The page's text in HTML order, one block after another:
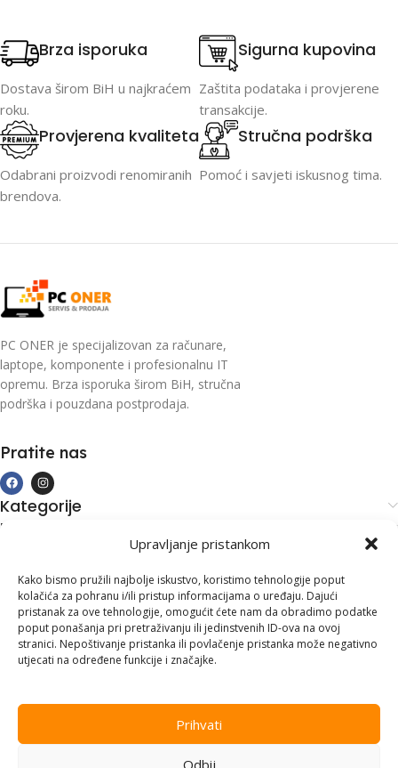
Upravljanje pristankom
Kako bismo pružili najbolje iskustvo, koristimo tehnologije poput
kolačića za pohranu i/ili pristup informacijama o uređaju. Dajući
pristanak za ove tehnologije, omogućit ćete nam da obradimo podatke
poput ponašanja pri pretraživanju ili jedinstvenih ID-ova na ovoj
stranici. Nepoštivanje pristanka ili povlačenje pristanka može negativno
utjecati na određene funkcije i značajke.
Prihvati
Odbij
Brza isporuka
Dostava širom BiH u najkraćem
roku.
Sigurna kupovina
Zaštita podataka i provjerene
transakcije.
Provjerena kvaliteta
Odabrani proizvodi renomiranih
brendova.
Stručna podrška
Pomoć i savjeti iskusnog tima.
PC ONER je specijalizovan za računare,
laptope, komponente i profesionalnu IT
opremu. Brza isporuka širom BiH, stručna
podrška i pouzdana postprodaja.
Pratite nas
Kategorije
Kupovina i podrška
Kontakt informacije
Branilaca Bosne, 75 300 Lukavac
+387 35 555 999
info@pconer.ba